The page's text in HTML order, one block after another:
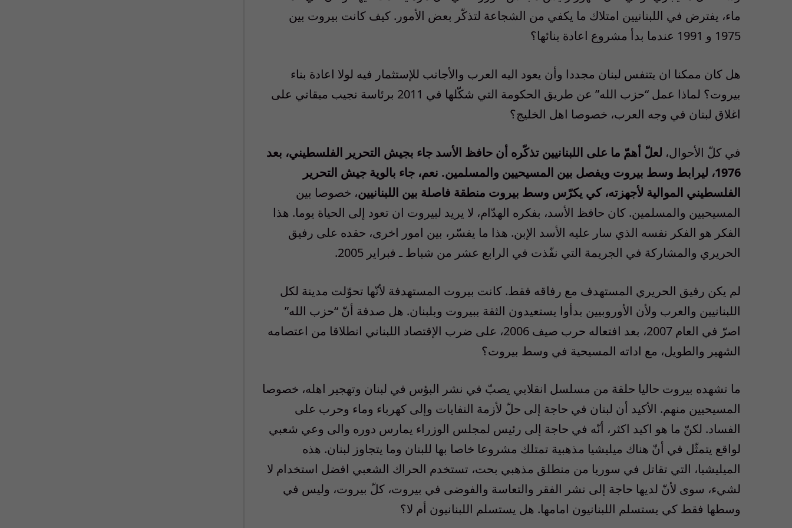
ماء، يفترض في اللبنانيين امتلاك ما يكفي من الشجاعة لتذكّر بعض الأمور. كيف كانت بيروت بين
1975 و 1991 عندما بدأ مشروع اعادة بنائها؟
هل كان ممكنا ان يتنفس لبنان مجددا وأن يعود اليه العرب والأجانب للإستثمار فيه لولا اعادة بناء
بيروت؟ لماذا عمل “حزب الله” عن طريق الحكومة التي شكّلها في 2011 برئاسة نجيب ميقاتي على
اغلاق لبنان في وجه العرب، خصوصا اهل الخليج؟
في كلّ الأحوال، لعلّ أهمّ ما على اللبنانيين تذكّره أن حافظ الأسد جاء بجيش التحرير الفلسطيني، بعد
1976، ليرابط وسط بيروت ويفصل بين المسيحيين والمسلمين. نعم، جاء بالوية جيش التحرير
الفلسطيني الموالية لأجهزته، كي يكرّس وسط بيروت منطقة فاصلة بين اللبنانيين، خصوصا بين
المسيحيين والمسلمين. كان حافظ الأسد، بفكره الهدّام، لا يريد لبيروت ان تعود إلى الحياة يوما. هذا
الفكر هو الفكر نفسه الذي سار عليه الأسد الإبن. هذا ما يفسّر، بين امور اخرى، حقده على رفيق
الحريري والمشاركة في الجريمة التي نفّذت في الرابع عشر من شباط ـ فبراير 2005.
لم يكن رفيق الحريري المستهدف مع رفاقه فقط. كانت بيروت المستهدفة لأنّها تحوّلت مدينة لكل
اللبنانيين والعرب ولأن الأوروبيين بدأوا يستعيدون الثقة ببيروت وبلبنان. هل صدفة أنّ “حزب الله”
اصرّ في العام 2007، بعد افتعاله حرب صيف 2006، على ضرب الإقتصاد اللبناني انطلاقا من اعتصامه
الشهير والطويل، مع اداته المسيحية في وسط بيروت؟
ما تشهده بيروت حاليا حلقة من مسلسل انقلابي يصبّ في نشر البؤس في لبنان وتهجير اهله، خصوصا
المسيحيين منهم. الأكيد أن لبنان في حاجة إلى حلّ لأزمة النفايات وإلى كهرباء وماء وحرب على
الفساد. لكنّ ما هو اكيد اكثر، أنّه في حاجة إلى رئيس لمجلس الوزراء يمارس دوره والى وعي شعبي
لواقع يتمثّل في أنّ هناك ميليشيا مذهبية تمتلك مشروعا خاصا بها للبنان وما يتجاوز لبنان. هذه
الميليشيا، التي تقاتل في سوريا من منطلق مذهبي بحت، تستخدم الحراك الشعبي افضل استخدام لا
لشيء، سوى لأنّ لديها حاجة إلى نشر الفقر والتعاسة والفوضى في بيروت، كلّ بيروت، وليس في
وسطها فقط كي يستسلم اللبنانيون امامها. هل يستسلم اللبنانيون أم لا؟